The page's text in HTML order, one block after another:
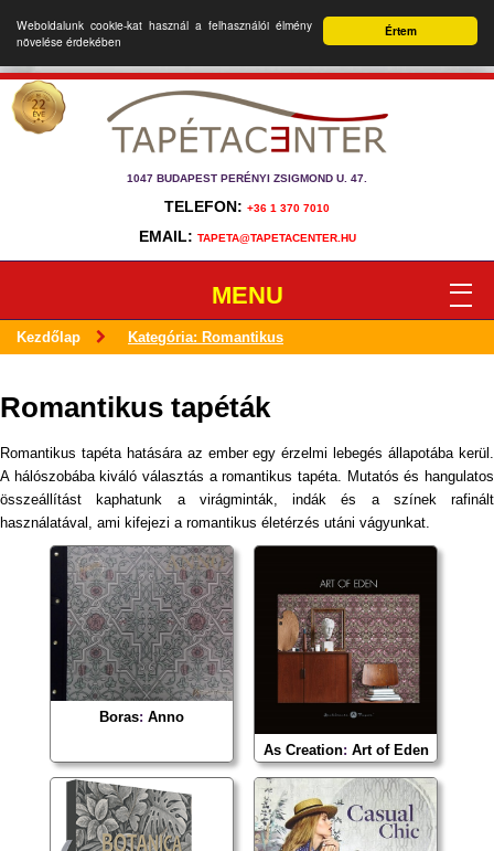
Értem
Weboldalunk cookie-kat használ a felhasználói élmény
növelése érdekében
1047 BUDAPEST PERÉNYI ZSIGMOND U. 47.
TELEFON: +36 1 370 7010
EMAIL: TAPETA@TAPETACENTER.HU
MENU
Kezdőlap Kategória: Romantikus
Romantikus tapéták
Romantikus tapéta hatására az ember egy érzelmi lebegés állapotába kerül.
A hálószobába kiváló választás a romantikus tapéta. Mutatós és hangulatos
összeállítást kaphatunk a virágminták, indák és a színek rafinált
használatával, ami kifejezi a romantikus életérzés utáni vágyunkat.
Boras: Anno
As Creation: Art of Eden